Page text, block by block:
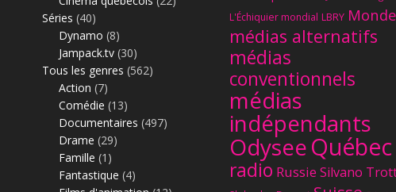
Séries (40)
Dynamo (8)
Jampack.tv (30)
Tous les genres (562)
Action (7)
Comédie (13)
Documentaires (497)
Drame (29)
Famille (1)
Fantastique (4)
L'Échiquier mondial LBRY Monde
médias alternatifs
médias
conventionnels
médias
indépendants
OdyseeQuébec
radio Russie Silvano